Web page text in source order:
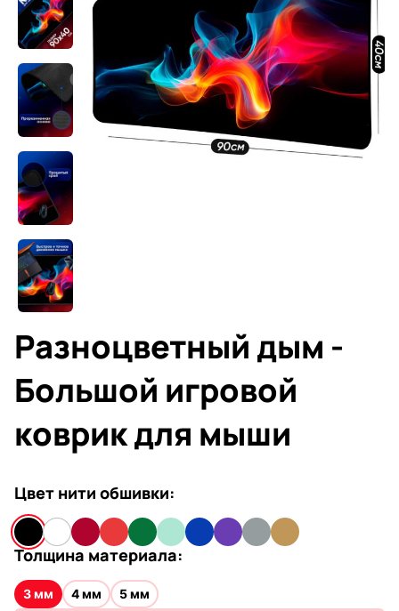
Разноцветный дым -
Большой игровой
коврик для мыши
Цвет нити обшивки:
Толщина материала:
3 мм 4 мм 5 мм